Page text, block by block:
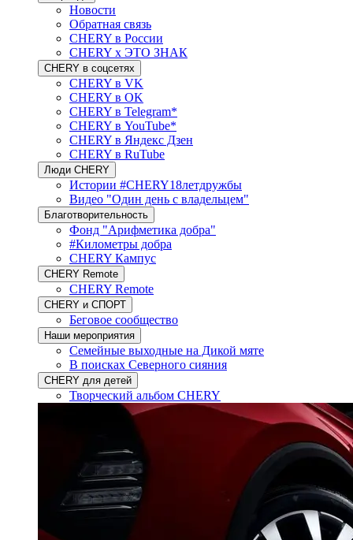
Новости
Обратная связь
CHERY в России
CHERY x ЭТО ЗНАК
CHERY в соцсетях
CHERY в VK
CHERY в OK
CHERY в Telegram*
CHERY в YouTube*
CHERY в Яндекс Дзен
CHERY в RuTube
Люди CHERY
Истории #CHERY18летдружбы
Видео "Один день с владельцем"
Благотворительность
Фонд "Арифметика добра"
#Километры добра
CHERY Кампус
CHERY Remote
CHERY Remote
CHERY и СПОРТ
Беговое сообщество
Наши мероприятия
Семейные выходные на Дикой мяте
В поисках Северного сияния
CHERY для детей
Творческий альбом CHERY